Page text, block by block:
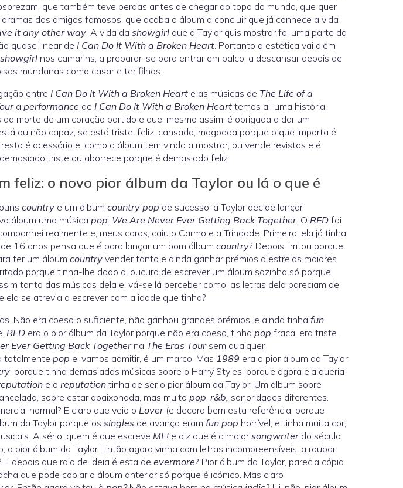
que também teve perdas antes de chegar ao topo do mundo, que quer
dos amigos famosos, que acaba o álbum a concluir que já conhece a vida
it any other way. A vida da showgirl que a Taylor quis mostrar foi uma parte da
quase linear de I Can Do It With a Broken Heart. Portanto a estética vai além
showgirl nos camarins, a preparar-se para entrar em palco, a descansar depois de
mundanas como casar e ter filhos.
entre I Can Do It With a Broken Heart e as músicas de The Life of a
a performance de I Can Do It With a Broken Heart temos ali uma história
morte de um coração partido e que, mesmo assim, é obrigada a dar um
ou não capaz, se está triste, feliz, cansada, magoada porque o que importa é
é acessório e, como o álbum tem vindo a mostrar, ou vende revistas e é
triste ou aborrece porque é demasiado feliz.
feliz: o novo pior álbum da Taylor ou lá o que é
country e um álbum country pop de sucesso, a Taylor decide lançar
álbum uma música pop: We Are Never Ever Getting Back Together. O RED foi
realmente e, meus caros, caiu o Carmo e a Trindade. Primeiro, ela já tinha
16 anos pensa que é para lançar um bom álbum country? Depois, irritou porque
ter um álbum country vender tanto e ainda ganhar prémios a estrelas maiores
porque tinha-lhe dado a loucura de escrever um álbum sozinha só porque
tanto das músicas dela e, vá-se lá perceber como, as letras dela pareciam de
se atrevia a escrever com a idade que tinha?
Não era coeso o suficiente, não ganhou grandes prémios, e ainda tinha fun
RED era o pior álbum da Taylor porque não era coeso, tinha pop fraca, era triste.
Ever Getting Back Togetherna The Eras Toursem qualquer
totalmente pop e, vamos admitir, é um marco. Mas 1989 era o pior álbum da Taylor
, porque tinha demasiadas músicas sobre o Harry Styles, porque agora ela queria
e o reputation tinha de ser o pior álbum da Taylor. Um álbum sobre
sobre estar apaixonada, mas muito pop, r&b, sonoridades diferentes.
normal? E claro que veio o Lover(e decora bem esta referência, porque
da Taylor porque os singles de avanço eram fun pop horrível, e tinha muita cor,
A sério, quem é que escreve ME! e diz que é a maiorsongwriterdo século
o pior álbum da Taylor. Então agora vinha com letras incompreensíveis, a roubar
E depois que raio de ideia é esta de evermore? Pior álbum da Taylor, parecia cópia
que pode copiar o álbum anterior só porque é icónico. Mas claro